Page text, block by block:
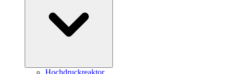
Hochdruckreaktor